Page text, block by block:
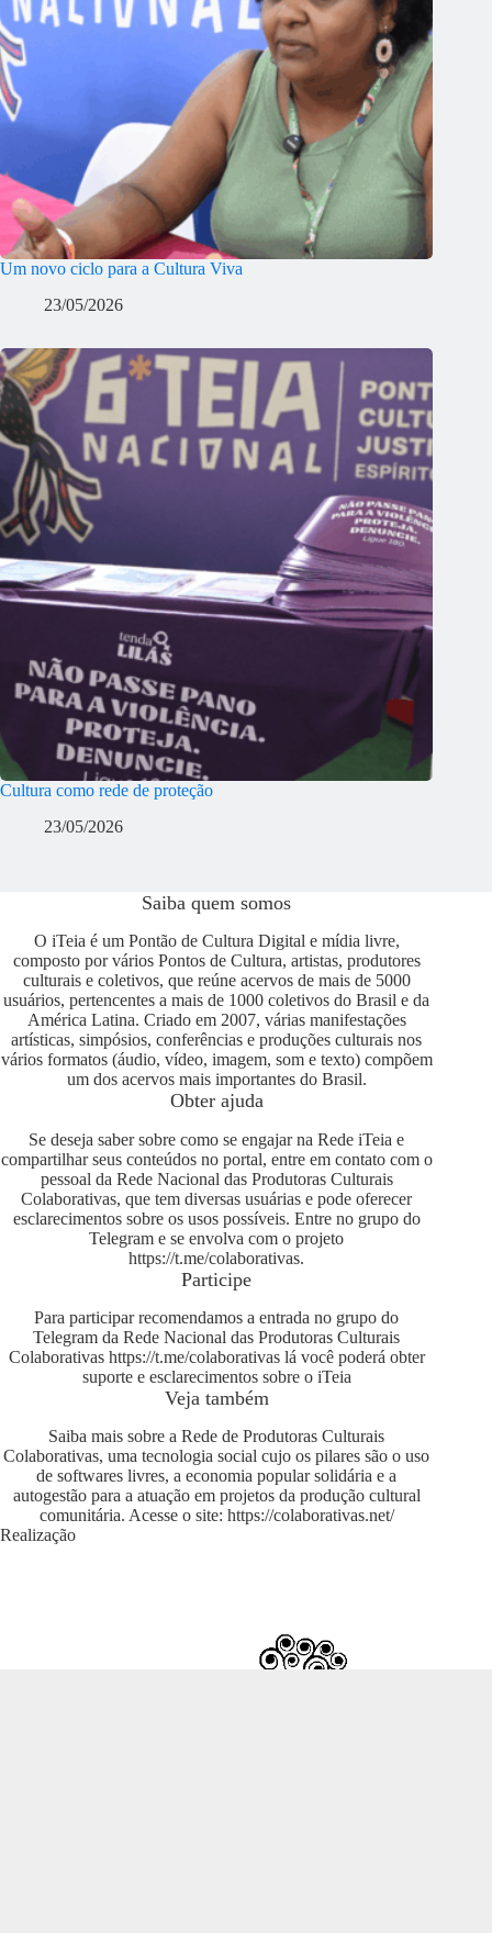
Um novo ciclo para a Cultura Viva
23/05/2026
Cultura como rede de proteção
23/05/2026
Saiba quem somos
O iTeia é um Pontão de Cultura Digital e mídia livre,
composto por vários Pontos de Cultura, artistas, produtores
culturais e coletivos, que reúne acervos de mais de 5000
usuários, pertencentes a mais de 1000 coletivos do Brasil e da
América Latina. Criado em 2007, várias manifestações
artísticas, simpósios, conferências e produções culturais nos
vários formatos (áudio, vídeo, imagem, som e texto) compõem
um dos acervos mais importantes do Brasil.
Obter ajuda
Se deseja saber sobre como se engajar na Rede iTeia e
compartilhar seus conteúdos no portal, entre em contato com o
pessoal da Rede Nacional das Produtoras Culturais
Colaborativas, que tem diversas usuárias e pode oferecer
esclarecimentos sobre os usos possíveis. Entre no grupo do
Telegram e se envolva com o projeto
https://t.me/colaborativas.
Participe
Para participar recomendamos a entrada no grupo do
Telegram da Rede Nacional das Produtoras Culturais
Colaborativas https://t.me/colaborativaslá você poderá obter
suporte e esclarecimentos sobre o iTeia
Veja também
Saiba mais sobre a Rede de Produtoras Culturais
Colaborativas, uma tecnologia social cujo os pilares são o uso
de softwares livres, a economia popular solidária e a
autogestão para a atuação em projetos da produção cultural
comunitária. Acesse o site: https://colaborativas.net/
Realização